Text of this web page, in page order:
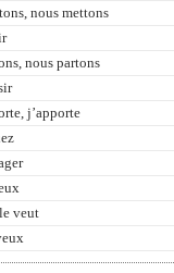
nous mettons
nous partons
j’apporte
veut